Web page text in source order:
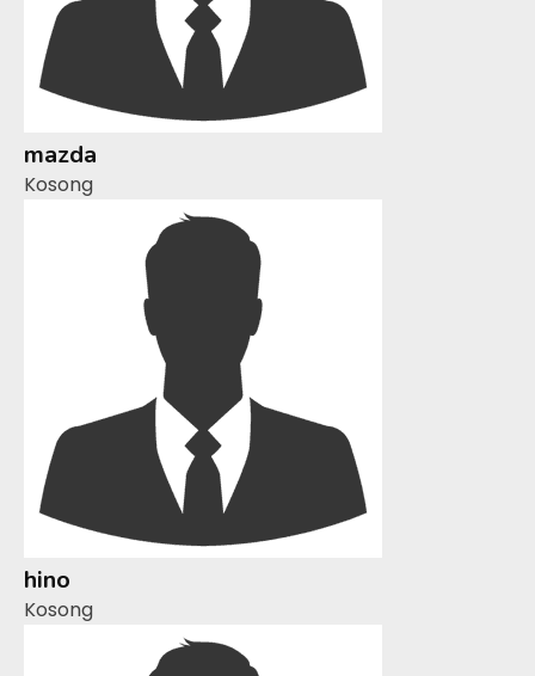
mazda
Kosong
hino
Kosong